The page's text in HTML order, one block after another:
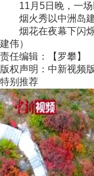
11月5日晚，一场以
烟火秀以中洲岛建
烟花在夜幕下闪烁
建伟）
责任编辑：【罗攀】
版权声明：中新视频
特别推荐